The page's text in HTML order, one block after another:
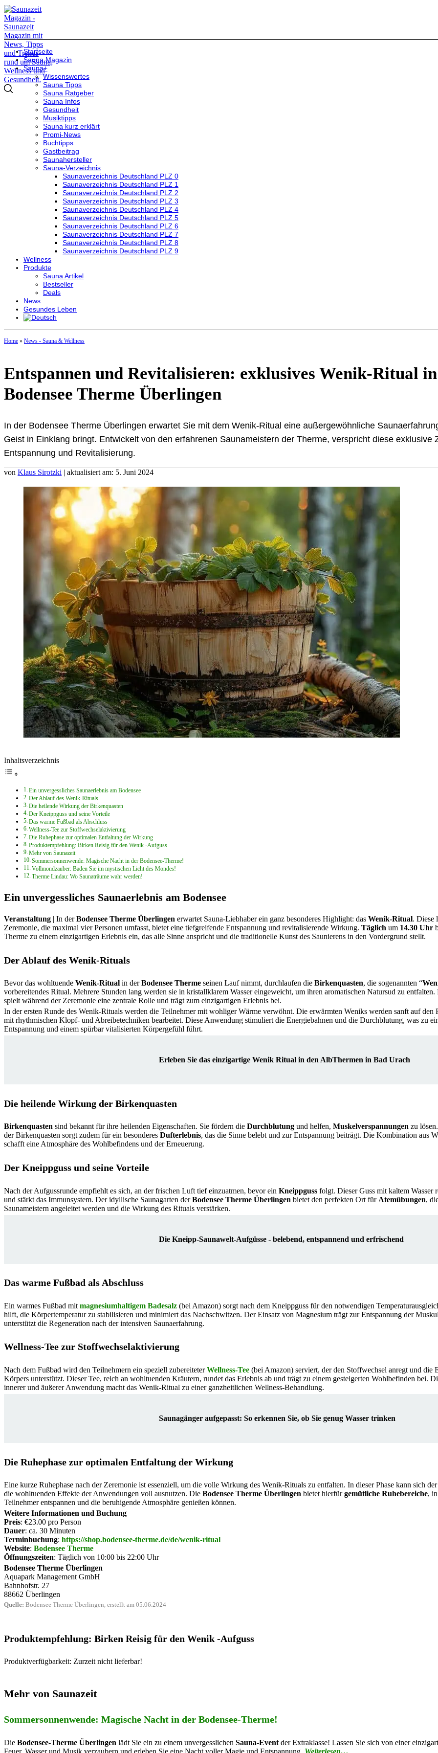
Startseite
Sauna Magazin
Sauna+
Wissenswertes
Sauna Tipps
Sauna Ratgeber
Sauna Infos
Gesundheit
Musiktipps
Sauna kurz erklärt
Promi-News
Buchtipps
Gastbeitrag
Saunahersteller
Sauna-Verzeichnis
Saunaverzeichnis Deutschland PLZ 0
Saunaverzeichnis Deutschland PLZ 1
Saunaverzeichnis Deutschland PLZ 2
Saunaverzeichnis Deutschland PLZ 3
Saunaverzeichnis Deutschland PLZ 4
Saunaverzeichnis Deutschland PLZ 5
Saunaverzeichnis Deutschland PLZ 6
Saunaverzeichnis Deutschland PLZ 7
Saunaverzeichnis Deutschland PLZ 8
Saunaverzeichnis Deutschland PLZ 9
Wellness
Produkte
Sauna Artikel
Bestseller
Deals
News
Gesundes Leben
Home » News - Sauna & Wellness
Entspannen und Revitalisieren: exklusives Wenik-Ritual
Bodensee Therme Überlingen
In der Bodensee Therme Überlingen erwartet Sie mit dem Wenik-Ritual eine außergewöhnliche
Geist in Einklang bringt. Entwickelt von den erfahrenen Saunameistern der Therme, verspricht diese exklusive
Entspannung und Revitalisierung.
von Klaus Sirotzki | aktualisiert am: 5. Juni 2024
Inhaltsverzeichnis
Ein unvergessliches Saunaerlebnis am Bodensee
Der Ablauf des Wenik-Rituals
Die heilende Wirkung der Birkenquasten
Der Kneippguss und seine Vorteile
Das warme Fußbad als Abschluss
Wellness-Tee zur Stoffwechselaktivierung
Die Ruhephase zur optimalen Entfaltung der Wirkung
Produktempfehlung: Birken Reisig für den Wenik -Aufguss
Mehr von Saunazeit
Sommersonnenwende: Magische Nacht in der Bodensee-Therme!
Vollmondzauber: Baden Sie im mystischen Licht des Mondes!
Therme Lindau: Wo Saunaträume wahr werden!
Ein unvergessliches Saunaerlebnis am Bodensee
Veranstaltung | In derBodensee Therme Überlingen erwartet Sauna-Liebhaber ein ganz besonderes Highlight: das Wenik-Ritual. Diese
Zeremonie, die maximal vier Personen umfasst, bietet eine tiefgreifende Entspannung und revitalisierende Wirkung. Täglich um 14.30 Uhr
Therme zu einem einzigartigen Erlebnis ein, das alle Sinne anspricht und die traditionelle Kunst des Saunierens in den Vordergrund stellt.
Der Ablauf des Wenik-Rituals
Bevor das wohltuende Wenik-Ritual in derBodensee Therme seinen Lauf nimmt, durchlaufen die Birkenquasten, die sogenannten “
vorbereitendes Ritual. Mehrere Stunden lang werden sie in kristallklarem Wasser eingeweicht, um ihren aromatischen Natursud zu entfalten.
spielt während der Zeremonie eine zentrale Rolle und trägt zum einzigartigen Erlebnis bei.
In der ersten Runde des Wenik-Rituals werden die Teilnehmer mit wohliger Wärme verwöhnt. Die erwärmten Weniks werden sanft auf den
mit rhythmischen Klopf- und Abreibetechniken bearbeitet. Diese Anwendung stimuliert die Energiebahnen und die Durchblutung, was zu
Entspannung und einem spürbar vitalisierten Körpergefühl führt.
Erleben Sie das einzigartige Wenik Ritual in den AlbThermen in Bad Urach
Die heilende Wirkung der Birkenquasten
Birkenquasten sind bekannt für ihre heilenden Eigenschaften. Sie fördern die Durchblutung und helfen, Muskelverspannungen zu
der Birkenquasten sorgt zudem für ein besonderes Dufterlebnis, das die Sinne belebt und zur Entspannung beiträgt. Die Kombination aus
schafft eine Atmosphäre des Wohlbefindens und der Erneuerung.
Der Kneippguss und seine Vorteile
Nach der Aufgussrunde empfiehlt es sich, an der frischen Luft tief einzuatmen, bevor ein Kneippguss folgt. Dieser Guss mit kaltem Wasser
und stärkt das Immunsystem. Der idyllische Saunagarten derBodensee Therme Überlingen bietet den perfekten Ort für Atemübungen,
Saunameistern angeleitet werden und die Wirkung des Rituals verstärken.
Die Kneipp-Saunawelt-Aufgüsse - belebend, entspannend und erfrischend
Das warme Fußbad als Abschluss
Ein warmes Fußbad mit magnesiumhaltigem Badesalz (bei Amazon) sorgt nach dem Kneippguss für den notwendigen
hilft, die Körpertemperatur zu stabilisieren und minimiert das Nachschwitzen. Der Einsatz von Magnesium trägt zur Entspannung der
unterstützt die Regeneration nach der intensiven Saunaerfahrung.
Wellness-Tee zur Stoffwechselaktivierung
Nach dem Fußbad wird den Teilnehmern ein speziell zubereiteterWellness-Tee (bei Amazon) serviert, der den Stoffwechsel anregt und die
Körpers unterstützt. Dieser Tee, reich an wohltuenden Kräutern, rundet das Erlebnis ab und trägt zu einem gesteigerten Wohlbefinden bei.
innerer und äußerer Anwendung macht das Wenik-Ritual zu einer ganzheitlichen Wellness-Behandlung.
Saunagänger aufgepasst: So erkennen Sie, ob Sie genug Wasser trinken
Die Ruhephase zur optimalen Entfaltung der Wirkung
Eine kurze Ruhephase nach der Zeremonie ist essenziell, um die volle Wirkung des Wenik-Rituals zu entfalten. In dieser Phase kann sich
die wohltuenden Effekte der Anwendungen voll ausnutzen. Die Bodensee Therme Überlingen bietet hierfürgemütliche Ruhebereiche,
Teilnehmer entspannen und die beruhigende Atmosphäre genießen können.
Weitere Informationen und Buchung
Preis: €23.00 pro Person
Dauer: ca. 30 Minuten
Terminbuchung: https://shop.bodensee-therme.de/de/wenik-ritual
Website: Bodensee Therme
Öffnungszeiten: Täglich von 10:00 bis 22:00 Uhr
Bodensee Therme Überlingen
Aquapark Management GmbH
Bahnhofstr. 27
88662 Überlingen
Quelle: Bodensee Therme Überlingen, erstellt am 05.06.2024
Produktempfehlung: Birken Reisig für den Wenik -Aufguss
Produktverfügbarkeit: Zurzeit nicht lieferbar!
Mehr von Saunazeit
Sommersonnenwende: Magische Nacht in der Bodensee-Therme!
Die Bodensee-Therme Überlingen lädt Sie ein zu einem unvergesslichen Sauna-Event der Extraklasse! Lassen Sie sich von einer
Feuer, Wasser und Musik verzaubern und erleben Sie eine Nacht voller Magie und Entspannung. Weiterlesen…